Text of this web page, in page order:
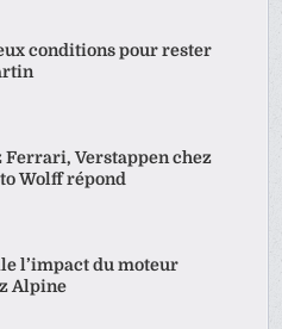
conditions pour rester
Ferrari, Verstappen chez
Wolff répond
l’impact du moteur
Alpine